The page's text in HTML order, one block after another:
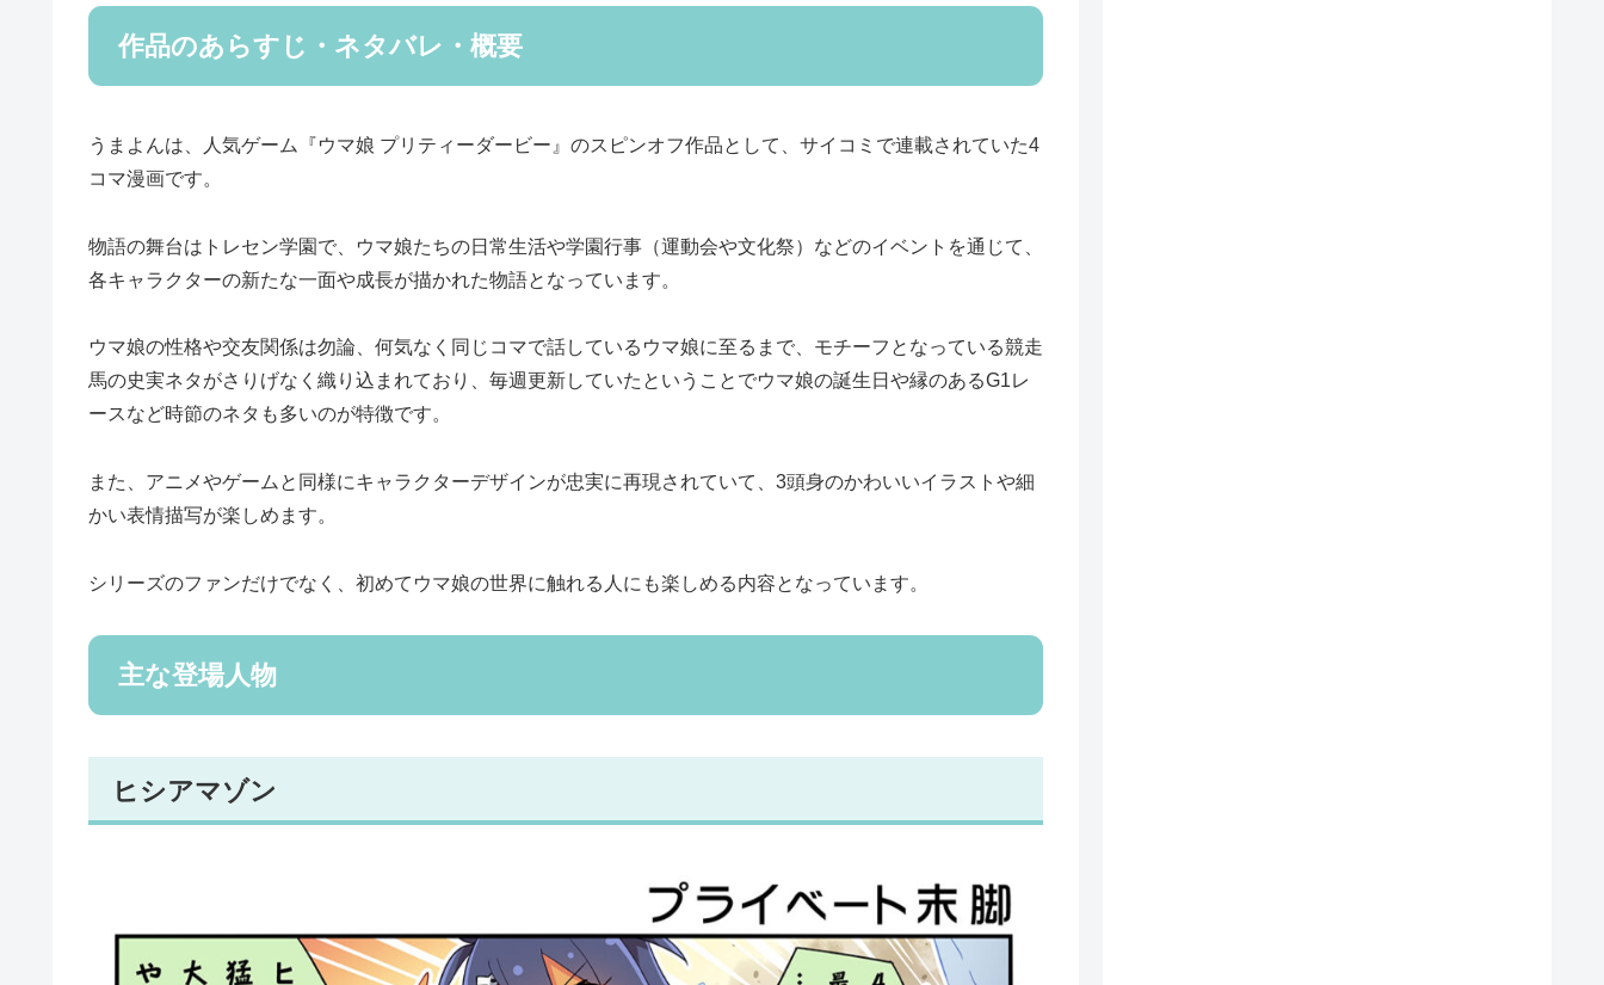
作品のあらすじ・ネタバレ・概要
うまよんは、人気ゲーム『ウマ娘 プリティーダービー』のスピンオフ作品として、サイコミで連載されていた4
コマ漫画です。
物語の舞台はトレセン学園で、ウマ娘たちの日常生活や学園行事（運動会や文化祭）などのイベントを通じて、
各キャラクターの新たな一面や成長が描かれた物語となっています。
ウマ娘の性格や交友関係は勿論、何気なく同じコマで話しているウマ娘に至るまで、モチーフとなっている競走
馬の史実ネタがさりげなく織り込まれており、毎週更新していたということでウマ娘の誕生日や縁のあるG1レ
ースなど時節のネタも多いのが特徴です。
また、アニメやゲームと同様にキャラクターデザインが忠実に再現されていて、3頭身のかわいいイラストや細
かい表情描写が楽しめます。
シリーズのファンだけでなく、初めてウマ娘の世界に触れる人にも楽しめる内容となっています。
主な登場人物
ヒシアマゾン